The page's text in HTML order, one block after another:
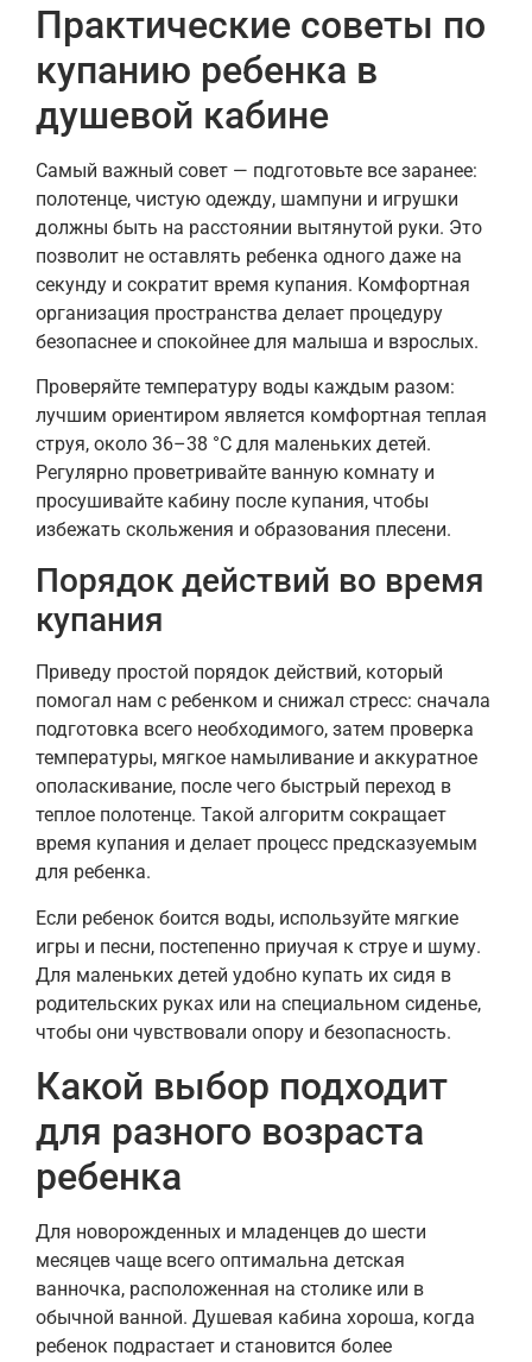
Практические советы по
купанию ребенка в
душевой кабине
Самый важный совет — подготовьте все заранее:
полотенце, чистую одежду, шампуни и игрушки
должны быть на расстоянии вытянутой руки. Это
позволит не оставлять ребенка одного даже на
секунду и сократит время купания. Комфортная
организация пространства делает процедуру
безопаснее и спокойнее для малыша и взрослых.
Проверяйте температуру воды каждым разом:
лучшим ориентиром является комфортная теплая
струя, около 36–38 °C для маленьких детей.
Регулярно проветривайте ванную комнату и
просушивайте кабину после купания, чтобы
избежать скольжения и образования плесени.
Порядок действий во время
купания
Приведу простой порядок действий, который
помогал нам с ребенком и снижал стресс: сначала
подготовка всего необходимого, затем проверка
температуры, мягкое намыливание и аккуратное
ополаскивание, после чего быстрый переход в
теплое полотенце. Такой алгоритм сокращает
время купания и делает процесс предсказуемым
для ребенка.
Если ребенок боится воды, используйте мягкие
игры и песни, постепенно приучая к струе и шуму.
Для маленьких детей удобно купать их сидя в
родительских руках или на специальном сиденье,
чтобы они чувствовали опору и безопасность.
Какой выбор подходит
для разного возраста
ребенка
Для новорожденных и младенцев до шести
месяцев чаще всего оптимальна детская
ванночка, расположенная на столике или в
обычной ванной. Душевая кабина хороша, когда
ребенок подрастает и становится более